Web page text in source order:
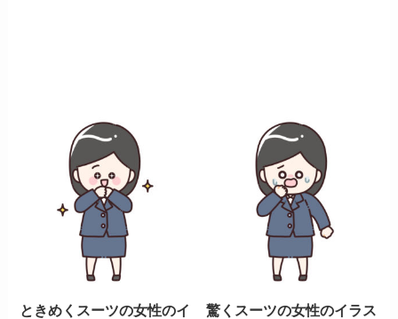
ときめくスーツの女性のイ
驚くスーツの女性のイラス